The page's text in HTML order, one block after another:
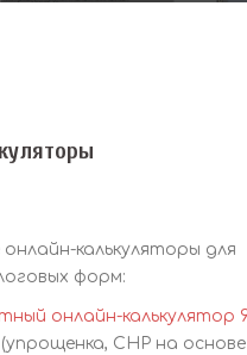
калькуляторы для
форм:
онлайн-калькулятор
(упрощенка, СНР на основе